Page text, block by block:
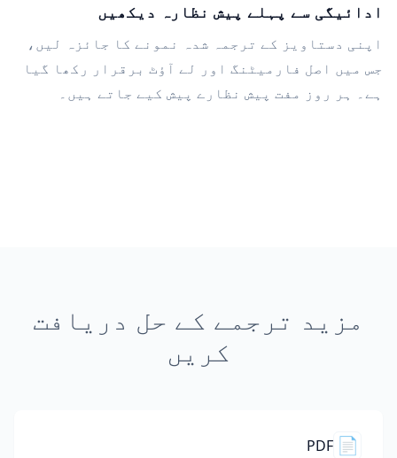
ادائیگی سے پہلے پیش نظارہ دیکھیں
اپنی دستاویز کے ترجمہ شدہ نمونے کا جائزہ لیں،
جس میں اصل فارمیٹنگ اور لے آؤٹ برقرار رکھا گیا
ہے۔ ہر روز مفت پیش نظارے پیش کیے جاتے ہیں۔
مزید ترجمے کے حل دریافت
کریں
📄
PDF